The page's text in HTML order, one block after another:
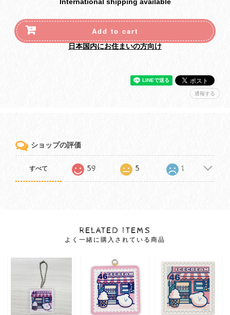
Add to cart
日本国内にお住まいの方向け
通報する
ショップの評価
すべて 59 5 1
RELATED ITEMS
よく一緒に購入されている商品